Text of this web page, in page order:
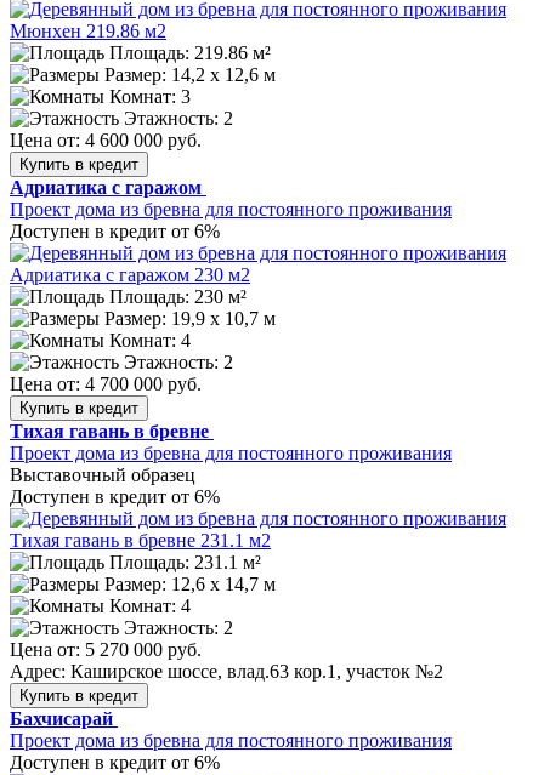
Площадь: 219.86 м²
Размер: 14,2 х 12,6 м
Комнат: 3
Этажность: 2
Цена от: 4 600 000 руб.
Купить в кредит
Адриатика с гаражом
Проект дома из бревна для постоянного проживания
Доступен в кредит от 6%
Площадь: 230 м²
Размер: 19,9 х 10,7 м
Комнат: 4
Этажность: 2
Цена от: 4 700 000 руб.
Купить в кредит
Тихая гавань в бревне
Проект дома из бревна для постоянного проживания
Выставочный образец
Доступен в кредит от 6%
Площадь: 231.1 м²
Размер: 12,6 х 14,7 м
Комнат: 4
Этажность: 2
Цена от: 5 270 000 руб.
Адрес: Каширское шоссе, влад.63 кор.1, участок №2
Купить в кредит
Бахчисарай
Проект дома из бревна для постоянного проживания
Доступен в кредит от 6%